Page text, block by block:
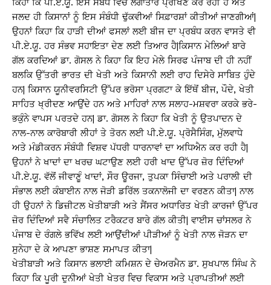
ਕਿਹਾ ਕਿ ਪੀ.ਏ.ਯੂ. ਇਸ ਸੰਬੰਧ ਵਿਚ ਲਗਾਤਾਰ ਪ੍ਰੀਖਣ ਕਰ ਰਹੀ ਹੈ ਅਤੇ
ਜਲਦ ਹੀ ਕਿਸਾਨਾਂ ਨੂੰ ਇਸ ਸੰਬੰਧੀ ਢੁੱਕਵੀਆਂ ਸਿਫ਼ਾਰਸ਼ਾਂ ਕੀਤੀਆਂ ਜਾਣਗੀਆਂ|
ਉਹਨਾਂ ਕਿਹਾ ਕਿ ਹਾੜੀ ਦੀਆਂ ਫਸਲਾਂ ਲਈ ਬੀਜ ਦਾ ਪ੍ਰਬੰਧ ਕਰਨ ਵਾਸਤੇ ਵੀ
ਪੀ.ਏ.ਯੂ. ਹਰ ਸੰਭਵ ਸਹਾਇਤਾ ਦੇਣ ਲਈ ਤਿਆਰ ਹੈ|ਕਿਸਾਨ ਮੇਲਿਆਂ ਬਾਰੇ
ਗੱਲ ਕਰਦਿਆਂ ਡਾ. ਗੋਸਲ ਨੇ ਕਿਹਾ ਕਿ ਇਹ ਮੇਲੇ ਸਿਰਫ ਪੰਜਾਬ ਦੀ ਹੀ ਨਹੀਂ
ਬਲਕਿ ਉੱਤਰੀ ਭਾਰਤ ਦੀ ਖੇਤੀ ਅਤੇ ਕਿਸਾਨੀ ਲਈ ਰਾਹ ਦਿਸੇਰੇ ਸਾਬਿਤ ਹੁੰਦੇ
ਹਨ| ਕਿਸਾਨ ਯੂਨੀਵਰਸਿਟੀ ਉੱਪਰ ਭਰੋਸਾ ਪ੍ਰਗਟਾ ਕੇ ਇੱਥੋਂ ਬੀਜ, ਪੌਦੇ, ਖੇਤੀ
ਸਾਹਿਤ ਖ੍ਰੀਦਣ ਆਉਂਦੇ ਹਨ ਅਤੇ ਮਾਹਿਰਾਂ ਨਾਲ ਸਲਾਹ-ਮਸ਼ਵਰਾ ਕਰਕੇ ਭਰੇ-
ਭਕੁੰਨੇ ਵਾਪਸ ਪਰਤਦੇ ਹਨ| ਡਾ. ਗੋਸਲ ਨੇ ਕਿਹਾ ਕਿ ਖੇਤੀ ਨੂੰ ਉਤਪਾਦਨ ਦੇ
ਨਾਲ-ਨਾਲ ਕਾਰੋਬਾਰੀ ਲੀਹਾਂ ਤੇ ਤੋਰਨ ਲਈ ਪੀ.ਏ.ਯੂ. ਪ੍ਰੋਸੈਸਿੰਗ, ਮੁੱਲਵਾਧੇ
ਅਤੇ ਮੰਡੀਕਰਨ ਸੰਬੰਧੀ ਵਿਸ਼ਵ ਪੱਧਰੀ ਧਾਰਨਾਵਾਂ ਦਾ ਅਧਿਐਨ ਕਰ ਰਹੀ ਹੈ|
ਉਹਨਾਂ ਨੇ ਖਾਦਾਂ ਦਾ ਖਰਚ ਘਟਾਉਣ ਲਈ ਹਰੀ ਖਾਦ ਉੱਪਰ ਜ਼ੋਰ ਦਿੰਦਿਆਂ
ਪੀ.ਏ.ਯੂ. ਵੱਲੋਂ ਜੀਵਾਣੂੰ ਖਾਦਾਂ, ਸੌਰ ਊਰਜਾ, ਤੁਪਕਾ ਸਿੰਚਾਈ ਅਤੇ ਪਰਾਲੀ ਦੀ
ਸੰਭਾਲ ਲਈ ਕੰਬਾਈਨ ਨਾਲ ਜੋੜੀ ਡਰਿੱਲ ਤਕਨਾਲੋਜੀ ਦਾ ਵਰਣਨ ਕੀਤਾ| ਨਾਲ
ਹੀ ਉਹਨਾਂ ਨੇ ਡਿਜ਼ੀਟਲ ਖੇਤੀਬਾੜੀ ਅਤੇ ਸੈਂਸਰ ਅਧਾਰਿਤ ਖੇਤੀ ਕਾਰਜਾਂ ਉੱਪਰ
ਜ਼ੋਰ ਦਿੰਦਿਆਂ ਸਵੈ ਸੰਚਾਲਿਤ ਟਰੈਕਟਰ ਬਾਰੇ ਗੱਲ ਕੀਤੀ| ਵਾਈਸ ਚਾਂਸਲਰ ਨੇ
ਪੰਜਾਬ ਦੇ ਰੰਗਲੇ ਭਵਿੱਖ ਲਈ ਆਉਂਦੀਆਂ ਪੀੜੀਆਂ ਨੂੰ ਖੇਤੀ ਨਾਲ ਜੋੜਨ ਦਾ
ਸੁਨੇਹਾ ਦੇ ਕੇ ਆਪਣਾ ਭਾਸ਼ਣ ਸਮਾਪਤ ਕੀਤਾ|
ਖੇਤੀਬਾੜੀ ਅਤੇ ਕਿਸਾਨ ਭਲਾਈ ਕਮਿਸ਼ਨ ਦੇ ਚੇਅਰਮੈਨ ਡਾ. ਸੁਖਪਾਲ ਸਿੰਘ ਨੇ
ਕਿਹਾ ਕਿ ਪੂਰੀ ਦੁਨੀਆਂ ਖੇਤੀ ਖੇਤਰ ਵਿਚ ਵਿਕਾਸ ਅਤੇ ਪ੍ਰਾਪਤੀਆਂ ਲਈ